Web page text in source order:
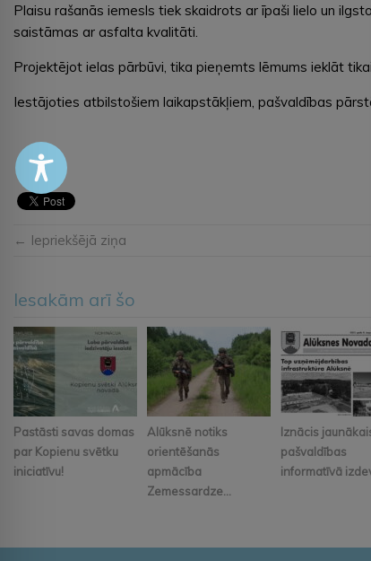
Plaisu rašanās iemesls tiek skaidrots ar īpaši lielo un
saistāmas ar asfalta kvalitāti.
Projektējot ielas pārbūvi, tika pieņemts lēmums ieklāt
Iestājoties atbilstošiem laikapstākļiem, pašvaldības
← Iepriekšējā ziņa
Iesakām arī šo
Pastāsti savas domas
par Kopienu svētku
iniciatīvu!
Alūksnē notiks
orientēšanās
apmācība
Zemessardze...
Iznācis
pašvaldības
informatīvā